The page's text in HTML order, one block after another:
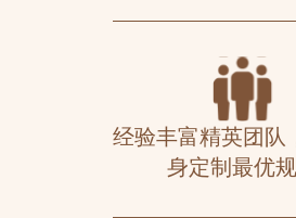
经验丰富精英团队
身定制最优